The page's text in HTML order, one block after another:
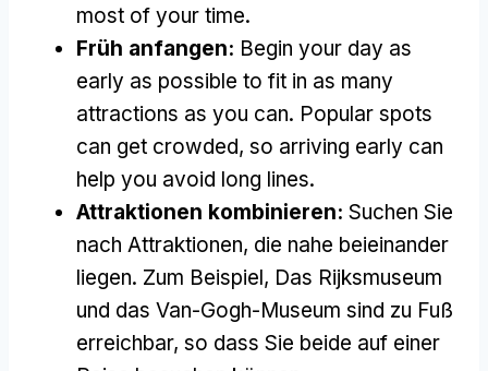
most of your time.
Früh anfangen: Begin your day as
early as possible to fit in as many
attractions as you can. Popular spots
can get crowded, so arriving early can
help you avoid long lines.
Attraktionen kombinieren: Suchen Sie
nach Attraktionen, die nahe beieinander
liegen. Zum Beispiel, Das Rijksmuseum
und das Van-Gogh-Museum sind zu Fuß
erreichbar, so dass Sie beide auf einer